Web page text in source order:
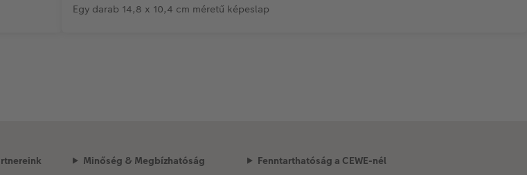
Egy darab 14,8 x 10,4 cm méretű képeslap
Minőség & Megbízhatóság Fenntarthatóság a CEWE-nél